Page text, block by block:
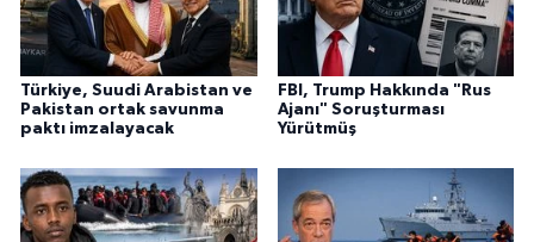
Türkiye, Suudi Arabistan ve
Pakistan ortak savunma
paktı imzalayacak
FBI, Trump Hakkında "Rus
Ajanı" Soruşturması
Yürütmüş